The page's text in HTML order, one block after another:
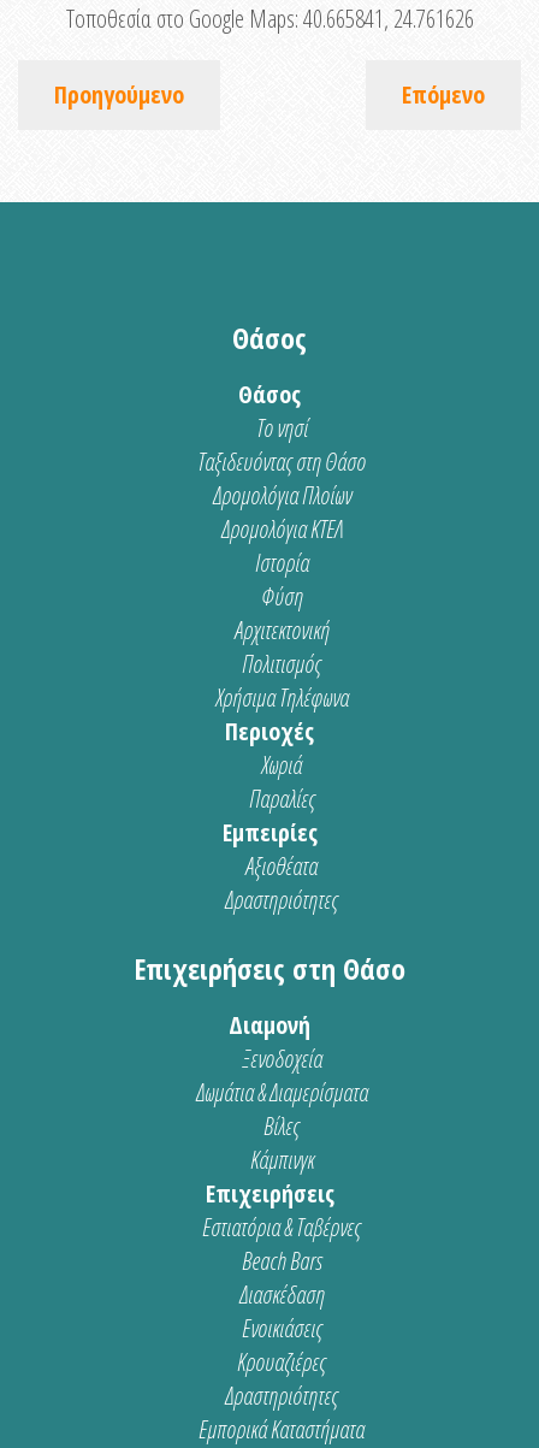
Τοποθεσία στο Google Maps:40.665841, 24.761626
Προηγούμενο Επόμενο
Θάσος
Θάσος
Το νησί
Ταξιδευόντας στη Θάσο
Δρομολόγια Πλοίων
Δρομολόγια ΚΤΕΛ
Ιστορία
Φύση
Αρχιτεκτονική
Πολιτισμός
Χρήσιμα Τηλέφωνα
Περιοχές
Χωριά
Παραλίες
Εμπειρίες
Αξιοθέατα
Δραστηριότητες
Επιχειρήσεις στη Θάσο
Διαμονή
Ξενοδοχεία
Δωμάτια & Διαμερίσματα
Βίλες
Κάμπινγκ
Επιχειρήσεις
Εστιατόρια & Ταβέρνες
Beach Bars
Διασκέδαση
Ενοικιάσεις
Κρουαζιέρες
Δραστηριότητες
Εμπορικά Καταστήματα